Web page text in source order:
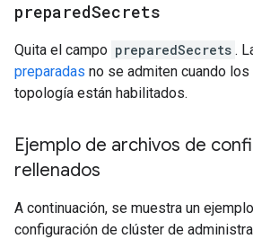
preparedSecrets
Quita el campo preparedSecrets .
preparadas no se admiten cuando
topología están habilitados.
Ejemplo de archivos de
rellenados
A continuación, se muestra un
configuración de clúster de